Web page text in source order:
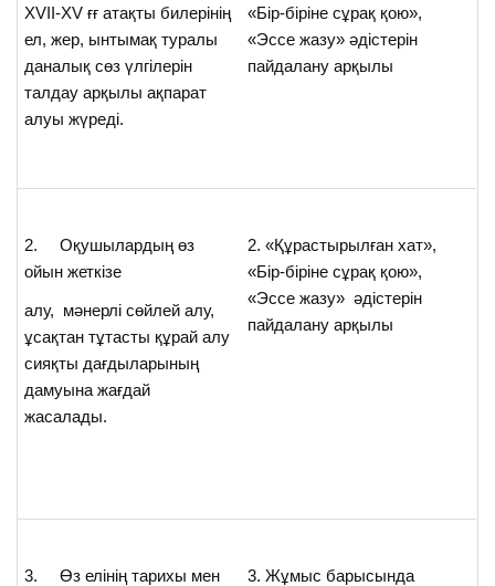
ХVІІ-ХV ғғ атақты билерінің
ел, жер, ынтымақ туралы
даналық сөз үлгілерін
талдау арқылы ақпарат
алуы жүреді.
«Бір-біріне сұрақ қою»,
«Эссе жазу» әдістерін
пайдалану арқылы
2. Оқушылардың өз
ойын жеткізе
алу, мәнерлі сөйлей алу,
ұсақтан тұтасты құрай алу
сияқты дағдыларының
дамуына жағдай
жасалады.
2. «Құрастырылған хат»,
«Бір-біріне сұрақ қою»,
«Эссе жазу» әдістерін
пайдалану арқылы
3. Өз елінің тарихы мен 3. Жұмыс барысында